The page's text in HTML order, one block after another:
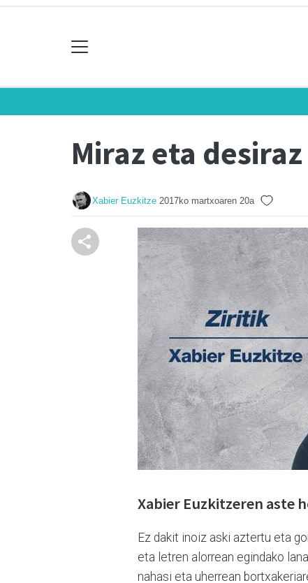
Miraz eta desiraz
Xabier Euzkitze 2017ko martxoaren 20a
Xabier Euzkitzeren aste
Ez dakit inoiz aski aztertu eta
eta letren alorrean egindako
nahasi eta uherrean